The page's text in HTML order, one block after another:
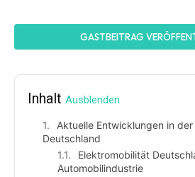
GASTBEITRAG
Inhalt Ausblenden
Aktuelle Entwicklungen in
Deutschland
Elektromobilität
Automobilindustrie